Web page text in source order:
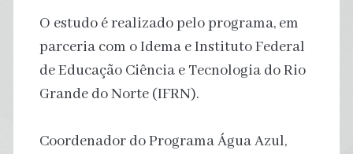
O estudo é realizado pelo programa, em
parceria com o Idema e Instituto Federal
de Educação Ciência e Tecnologia do Rio
Grande do Norte (IFRN).
Coordenador do Programa Água Azul,